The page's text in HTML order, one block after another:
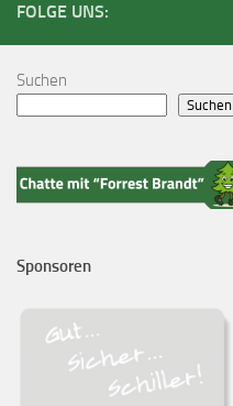
FOLGE UNS:
Suchen
Suchen
Sponsoren